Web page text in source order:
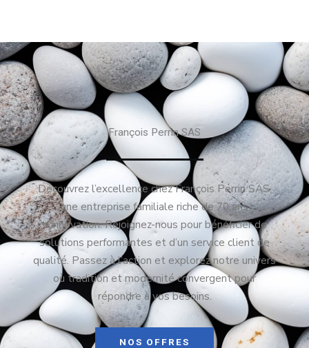
François Perrin SAS
Découvrez l’excellence chez François Perrin SAS,
une entreprise familiale riche de 70 ans
d’innovation. Rejoignez-nous pour bénéficier de
solutions performantes et d’un service client de
qualité. Passez à l’action et explorez notre univers
où tradition et modernité convergent pour
répondre à vos besoins.
NOS OFFRES